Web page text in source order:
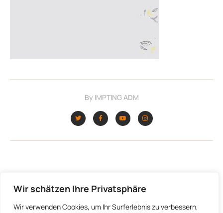
Wir schätzen Ihre Privatsphäre
Wir verwenden Cookies, um Ihr Surferlebnis zu verbessern,
By IMPTING ADM
Leave a Comment
Du musstangemeldet sein, um einen Kommentar